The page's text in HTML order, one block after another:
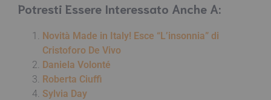
Potresti Essere Interessato Anche A:
Novità Made in Italy! Esce “L’insonnia” di
Cristoforo De Vivo
Daniela Volonté
Roberta Ciuffi
Sylvia Day